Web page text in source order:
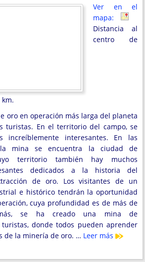
Ver en el
mapa:
Distancia al
centro de
oro en operación más larga del planeta
turistas. En el territorio del campo, se
increíblemente interesantes. En las
la mina se encuentra la ciudad de
territorio también hay muchos
dedicados a la historia del
de oro. Los visitantes de un
e histórico tendrán la oportunidad
cuya profundidad es de más de
se ha creado una mina de
donde todos pueden aprender
de la minería de oro. … Leer más